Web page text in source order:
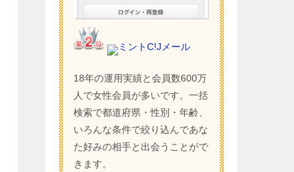
ミントC!Jメール
18年の運用実績と会員数600万
人で女性会員が多いです。一括
検索で都道府県・性別・年齢、
いろんな条件で絞り込んであな
た好みの相手と出会うことがで
きます。